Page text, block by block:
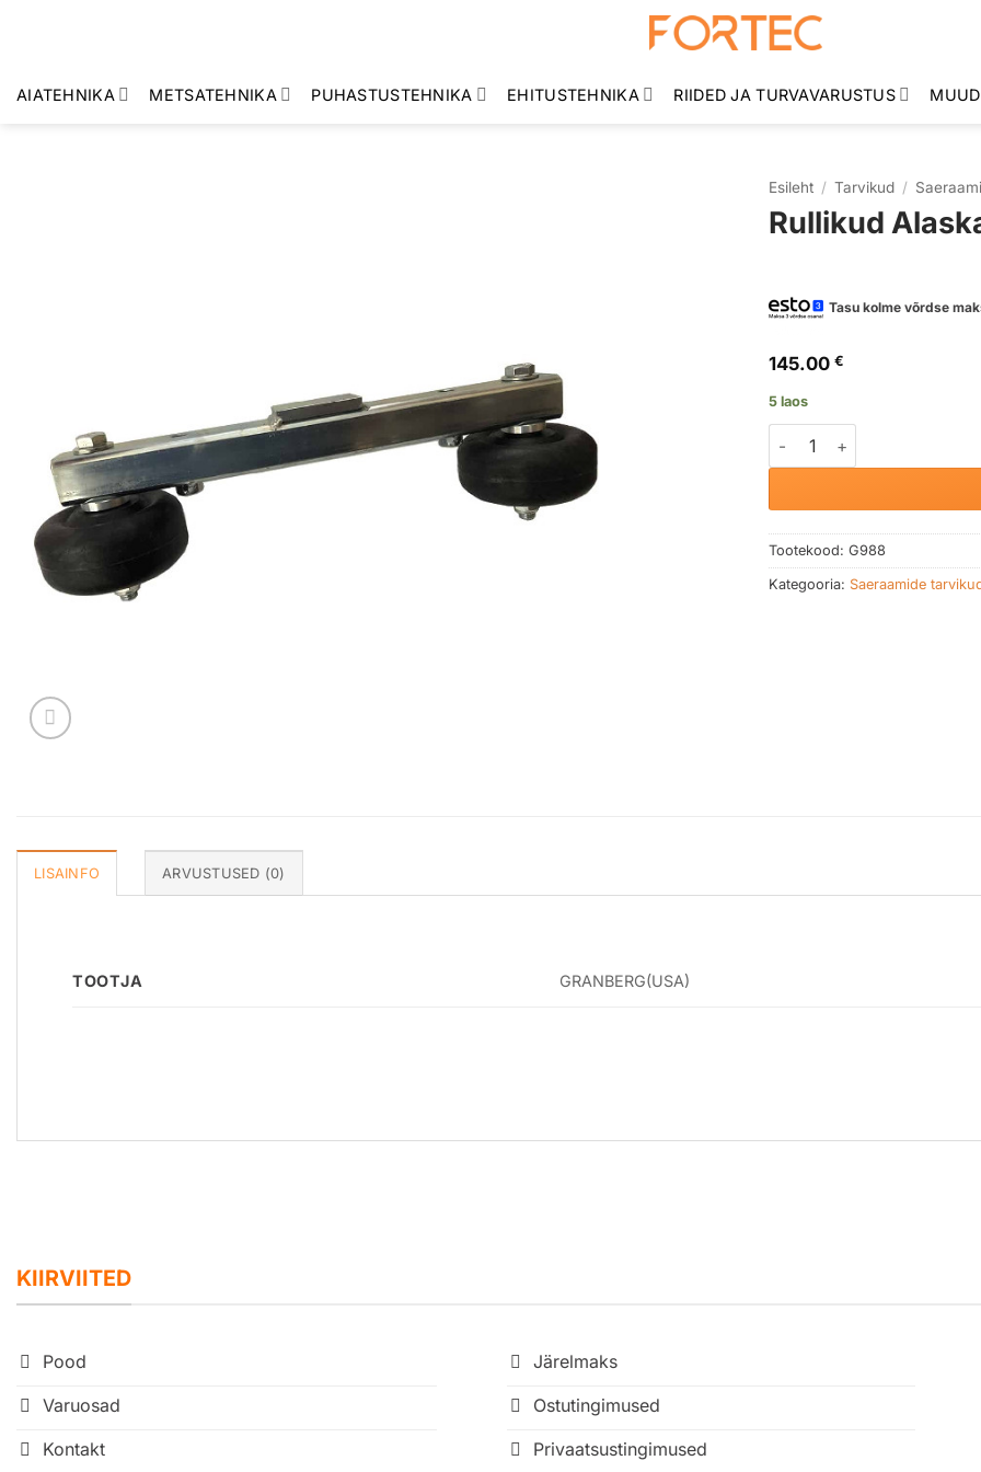
AIATEHNIKA METSATEHNIKA PUHASTUSTEHNIKA EHITUSTEHNIKA RIIDED JA TURVAVARUSTUS
Esileht / Tarvikud /
Rullikud
Tasu kolme võrdse
145.00 €
5 laos
Rullikud Alaskan Mill
Tootekood: G988
Kategooria: Saeraamide
LISAINFO ARVUSTUSED (0)
TOOTJA GRANBERG(USA)
KIIRVIITED
Pood
Varuosad
Kontakt
Järelmaks
Ostutingimused
Privaatsustingimused